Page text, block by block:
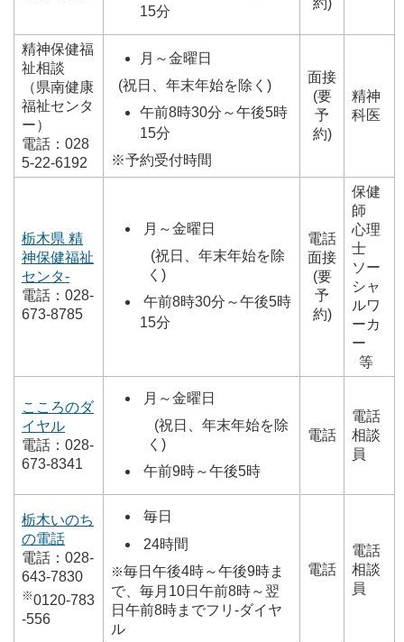
15分
精神保健福
祉相談
（県南健康
福祉センタ
ー）
電話：028
5-22-6192
月～金曜日
(祝日、年末年始を除く)
午前8時30分～午後5時
15分
※予約受付時間
面接
(要
予
約)
精神
科医
栃木県 精
神保健福祉
センタ-
電話：028-
673-8785
月～金曜日
(祝日、年末年始を除
く)
午前8時30分～午後5時
15分
電話
面接
(要
予
約)
保健
師
心理
士
ソー
シャ
ルワ
ーカ
ー
等
こころのダ
イヤル
電話：028-
673-8341
月～金曜日
(祝日、年末年始を除
く)
午前9時～午後5時
電話
電話
相談
員
栃木いのち
の電話
電話：028-
643-7830
※0120-783
-556
毎日
24時間
※毎日午後4時～午後9時ま
で、毎月10日午前8時～翌
日午前8時までフリ-ダイヤ
ル
電話
電話
相談
員